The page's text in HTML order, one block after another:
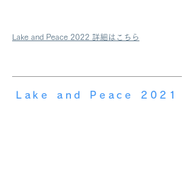
​Lake and Peace 2022 詳細はこちら
Lake and Peace 2021